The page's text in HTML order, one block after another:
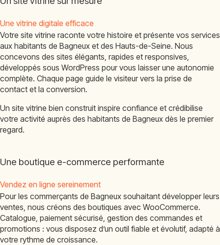
Une vitrine digitale efficace
Votre site vitrine raconte votre histoire et présente vos services
aux habitants de Bagneux et des Hauts-de-Seine. Nous
concevons des sites élégants, rapides et responsives,
développés sous WordPress pour vous laisser une autonomie
complète. Chaque page guide le visiteur vers la prise de
contact et la conversion.
Un site vitrine bien construit inspire confiance et crédibilise
votre activité auprès des habitants de Bagneux dès le premier
regard.
Une boutique e-commerce performante
Vendez en ligne sereinement
Pour les commerçants de Bagneux souhaitant développer leurs
ventes, nous créons des boutiques avec WooCommerce.
Catalogue, paiement sécurisé, gestion des commandes et
promotions : vous disposez d’un outil fiable et évolutif, adapté à
votre rythme de croissance.